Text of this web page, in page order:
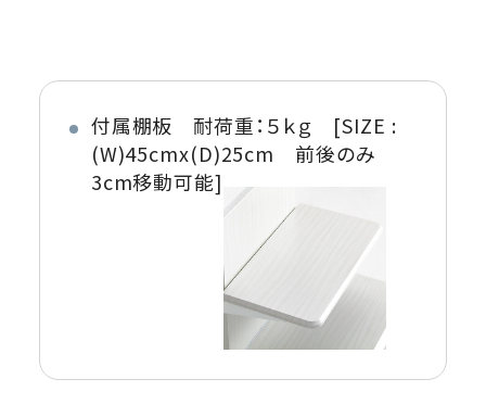
付属棚板 耐荷重：５ｋｇ [SIZE :
(W)45cmx(D)25cm 前後のみ
3cm移動可能]